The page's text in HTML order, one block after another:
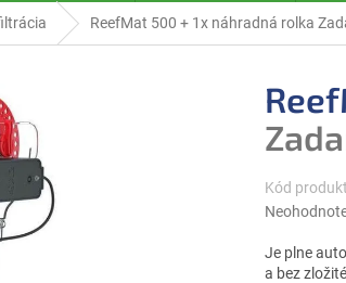
ReefMat 500 + 1x náhradná rolka
Kód
Priemerné
produktu
je
Je plne
a bez